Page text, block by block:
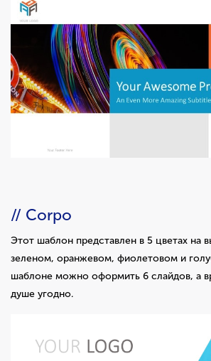
// Corpo
Этот шаблон представлен в 5 цветах на
зеленом, оранжевом, фиолетовом и
шаблоне можно оформить 6 слайдов, а
душе угодно.